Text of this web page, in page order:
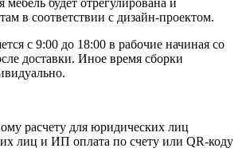
мебель будет отрегулирована и
в соответствии с дизайн-проектом.
с 9:00 до 18:00 в рабочие начиная со
доставки. Иное время сборки
расчету для юридических лиц
лиц и ИП оплата по счету или QR-коду